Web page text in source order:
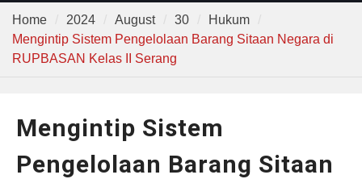
Home 2024 August 30
Hukum
Mengintip Sistem Pengelolaan Barang Sitaan Negara di
RUPBASAN Kelas II Serang
Mengintip Sistem
Pengelolaan Barang Sitaan